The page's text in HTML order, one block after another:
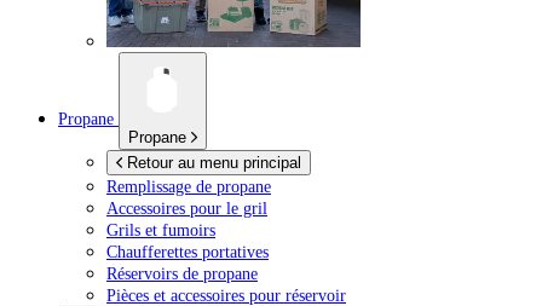
Propane
Propane
Retour au menu principal
Remplissage de propane
Accessoires pour le gril
Grils et fumoirs
Chaufferettes portatives
Réservoirs de propane
Pièces et accessoires pour réservoir